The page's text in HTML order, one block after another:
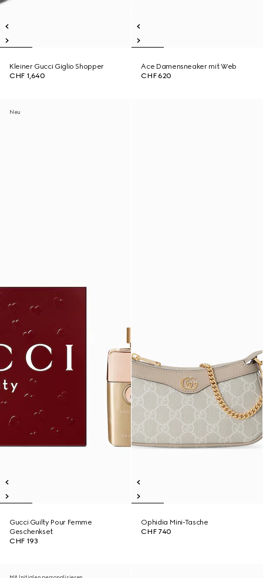
Kleiner Gucci Giglio Shopper
CHF 1,640
Ace Damensneaker mit Web
CHF 620
Neu
Gucci Guilty Pour Femme
Geschenkset
CHF 193
Ophidia Mini-Tasche
CHF 740